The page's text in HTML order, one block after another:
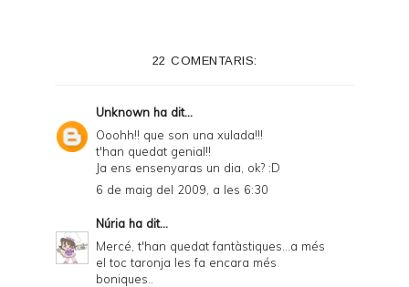
22 COMENTARIS:
Unknown ha dit...
Ooohh!! que son una xulada!!!
t'han quedat genial!!
Ja ens ensenyaras un dia, ok? :D
6 de maig del 2009, a les 6:30
Núria ha dit...
Mercé, t'han quedat fantàstiques...a més
el toc taronja les fa encara més
boniques..